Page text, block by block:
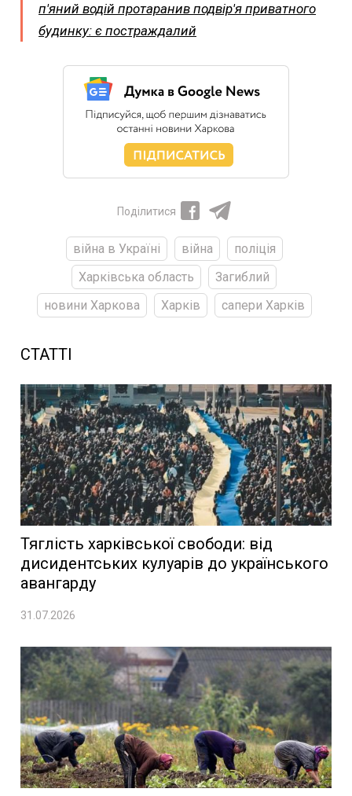
п'яний водій протаранив подвір'я приватного
будинку: є постраждалий
Поділитися
війна в Україні війна
поліція
Харківська область
Загиблий
новини Харкова
Харків сапери Харків
СТАТТІ
Тяглість харківської свободи: від
дисидентських кулуарів до українського
авангарду
31.07.2026